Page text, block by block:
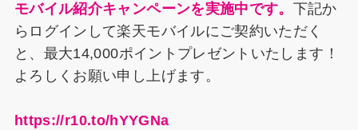
モバイル紹介キャンペーンを実施中です。 下記か
らログインして楽天モバイルにご契約いただく
と、最大14,000ポイントプレゼントいたします！
よろしくお願い申し上げます。
https://r10.to/hYYGNa